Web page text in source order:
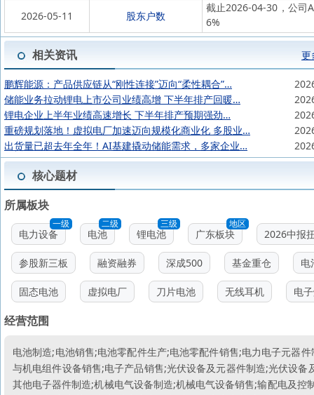
2026-05-11
股东户数
截止2026-04-30，公司
6%
相关资讯 更
鹏辉能源：产品供应链从“刚性连接”迈向“柔性耦合”…
储能业务拉动锂电上市公司业绩高增 下半年排产回暖…
锂电企业上半年业绩高速增长 下半年排产预期强劲…
重磅规划落地！虚拟电厂加速迈向规模化商业化 多股业…
出货量已超去年全年！AI基建撬动储能需求，多家企业…
核心题材
所属板块
一级
电力设备
二级
电池
三级
锂电池
地区
广东板块 2026中报
参股新三板 融资融券 深成500 基金重仓 电
固态电池 虚拟电厂 刀片电池 无线耳机 电
经营范围
电池制造;电池销售;电池零配件生产;电池零配件销售;电力电子元器
与机电组件设备销售;电子产品销售;光伏设备及元器件制造;光伏设
其他电子器件制造;机械电气设备制造;机械电气设备销售;输配电及